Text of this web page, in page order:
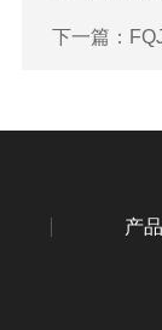
下一篇：
产